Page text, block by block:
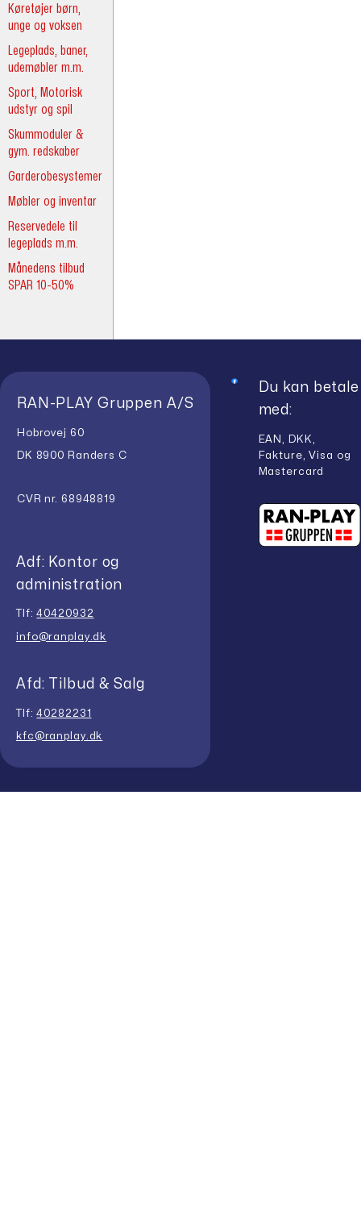
Køretøjer børn,
unge og voksen
Legeplads, baner,
udemøbler m.m.
Sport, Motorisk
udstyr og spil
Skummoduler &
gym. redskaber
Garderobesystemer
Møbler og inventar
Reservedele til
legeplads m.m.
Månedens tilbud
SPAR 10-50%
RAN-PLAY Gruppen A/S
Hobrovej 60
DK 8900 Randers C
CVR nr. 68948819
Adf: Kontor og
administration
Tlf:40420932
info@ranplay.dk
Afd: Tilbud & Salg
Tlf:40282231
kfc@ranplay.dk
Du kan betale
med:
EAN, DKK,
Fakture, Visa og
Mastercard